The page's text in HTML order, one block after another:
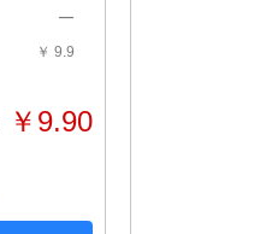
￥ 9.9
￥9.90